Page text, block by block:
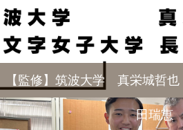
【監修】筑波大学 真栄城哲
田瑞恵